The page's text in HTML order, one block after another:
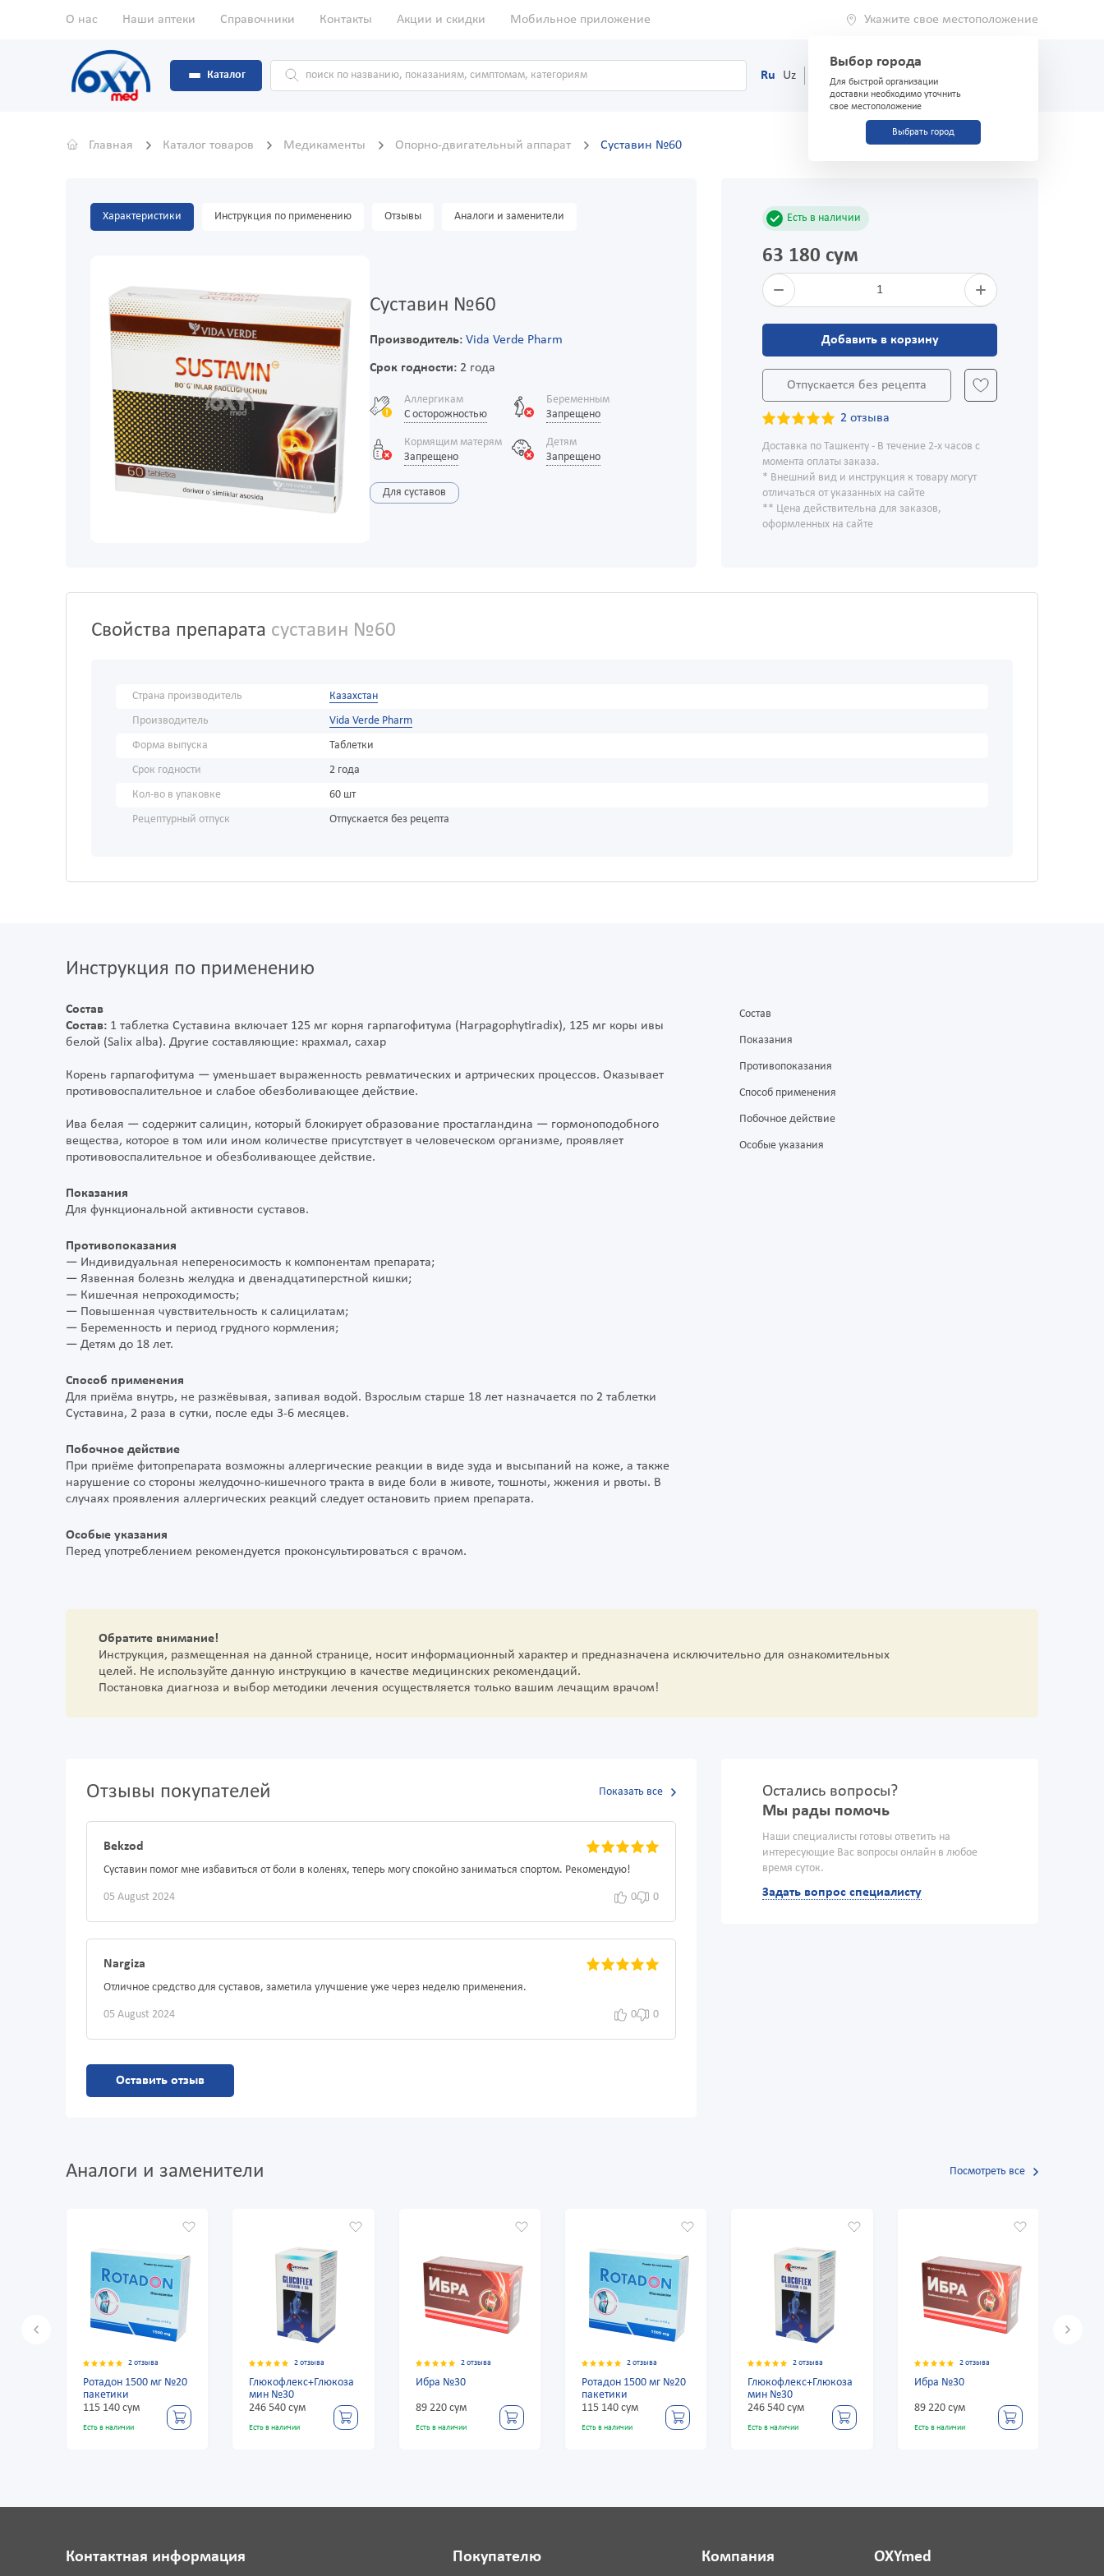
О нас Наши аптеки Справочники Контакты Акции и скидки Мобильное приложение Укажите свое местоположение
Выбор города
Для быстрой организации
доставки необходимо уточнить
свое местоположение
Выбрать город
Каталог Ru Uz (71) 200-03-03
Главная Каталог товаров Медикаменты Опорно-двигательный аппарат Суставин №60
Характеристики Инструкция по применению Отзывы Аналоги и заменители
Суставин №60
Производитель: Vida Verde Pharm
Срок годности:2 года
Аллергикам
С осторожностью
Беременным
Запрещено
Кормящим матерям
Запрещено
Детям
Запрещено
Для суставов
Есть в наличии
63 180 сум
1
Добавить в корзину
Отпускается без рецепта
2 отзыва
Доставка по Ташкенту - В течение 2-х часов с
момента оплаты заказа.
* Внешний вид и инструкция к товару могут
отличаться от указанных на сайте
** Цена действительна для заказов,
оформленных на сайте
Свойства препарата суставин №60
Страна производитель
Казахстан
Производитель
Vida Verde Pharm
Форма выпуска
Таблетки
Срок годности
2 года
Кол-во в упаковке
60 шт
Рецептурный отпуск
Отпускается без рецепта
Инструкция по применению
Состав
Состав: 1 таблетка Суставина включает 125 мг корня гарпагофитума (Harpagophytiradix), 125 мг коры ивы
белой (Salix alba). Другие составляющие: крахмал, сахар
Корень гарпагофитума — уменьшает выраженность ревматических и артрических процессов. Оказывает
противовоспалительное и слабое обезболивающее действие.
Ива белая — содержит салицин, который блокирует образование простагландина — гормоноподобного
вещества, которое в том или ином количестве присутствует в человеческом организме, проявляет
противовоспалительное и обезболивающее действие.
Показания
Для функциональной активности суставов.
Противопоказания
— Индивидуальная непереносимость к компонентам препарата;
— Язвенная болезнь желудка и двенадцатиперстной кишки;
— Кишечная непроходимость;
— Повышенная чувствительность к cалицилатам;
— Беременность и период грудного кормления;
— Детям до 18 лет.
Способ применения
Для приёма внутрь, не разжёвывая, запивая водой. Взрослым старше 18 лет назначается по 2 таблетки
Суставина, 2 раза в сутки, после еды 3-6 месяцев.
Побочное действие
При приёме фитопрепарата возможны аллергические реакции в виде зуда и высыпаний на коже, а также
нарушение со стороны желудочно-кишечного тракта в виде боли в животе, тошноты, жжения и рвоты. В
случаях проявления аллергических реакций следует остановить прием препарата.
Особые указания
Перед употреблением рекомендуется проконсультироваться с врачом.
Состав
Показания
Противопоказания
Способ применения
Побочное действие
Особые указания
Обратите внимание!
Инструкция, размещенная на данной странице, носит информационный характер и предназначена исключительно для ознакомительных
целей. Не используйте данную инструкцию в качестве медицинских рекомендаций.
Постановка диагноза и выбор методики лечения осуществляется только вашим лечащим врачом!
Отзывы покупателей Показать все
Bekzod
Суставин помог мне избавиться от боли в коленях, теперь могу спокойно заниматься спортом. Рекомендую!
05 August 2024 0 0
Nargiza
Отличное средство для суставов, заметила улучшение уже через неделю применения.
05 August 2024 0 0
Оставить отзыв
Остались вопросы?
Мы рады помочь
Наши специалисты готовы ответить на
интересующие Вас вопросы онлайн в любое
время суток.
Задать вопрос специалисту
Аналоги и заменители Посмотреть все
Глюкофлекс+Глюкоза
мин №30
246 540 сум
Есть в наличии
Ибра №30
89 220 сум
Есть в наличии
Ротадон 1500 мг №20
115 140 сум
Есть в наличии
Глюкофлекс+Глюкоза
мин №30
246 540 сум
Есть в наличии
Ибра №30
89 220 сум
Есть в наличии
Ротадон 1500 мг №20
115 140 сум
Есть в наличии
Контактная информация Покупателю Компания OXYmed